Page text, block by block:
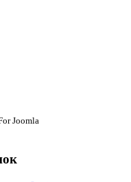
Joomla